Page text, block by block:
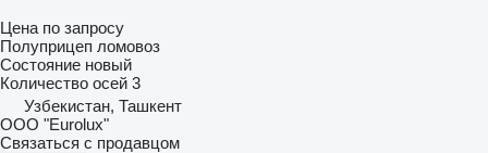
Цена по запросу
Полуприцеп ломовоз
Состояние новый
Количество осей 3
Узбекистан, Ташкент
ООО "Eurolux"
Связаться с продавцом